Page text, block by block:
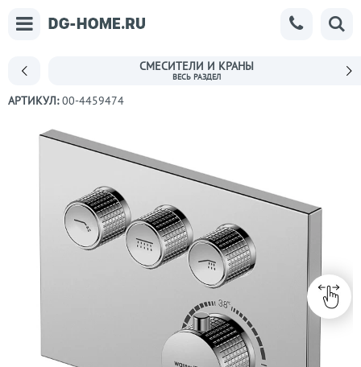
СМЕСИТЕЛИ И КРАНЫ
АРТИКУЛ:00-4459474